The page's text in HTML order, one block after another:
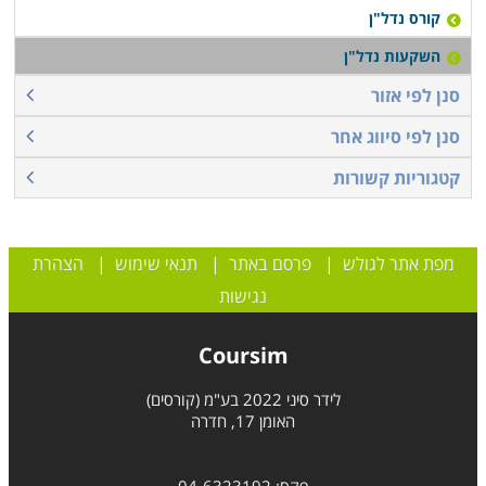
פתח תקווה, כפר סבא ובערים נוספות ברחבי הארץ.
קורס נדל"ן
השקעות נדל"ן
סנן לפי אזור
סנן לפי סיווג אחר
קטגוריות קשורות
מפת אתר לגולש |פרסם באתר | תנאי שימוש | הצהרת
נגישות
Coursim
לידר סיני 2022 בע"מ (קורסים)
האומן 17, חדרה